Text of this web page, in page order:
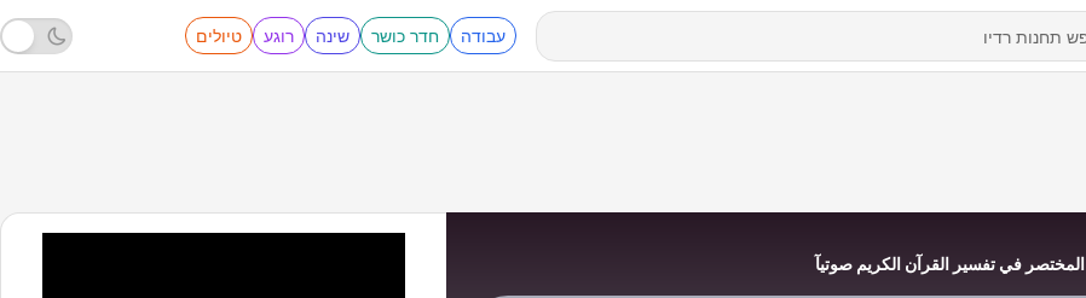
עבודה חדר כושר שינה רוגע טיולים
المختصر في تفسير القرآن الكريم صوتيآ